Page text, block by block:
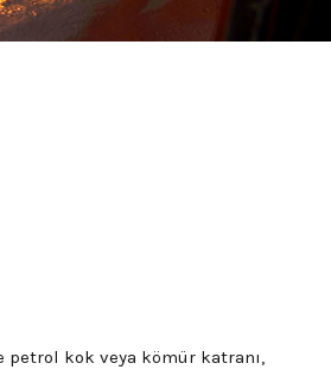
petrol kok veya kömür katranı,